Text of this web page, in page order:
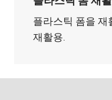
플라스틱 폼을 재
재활용.